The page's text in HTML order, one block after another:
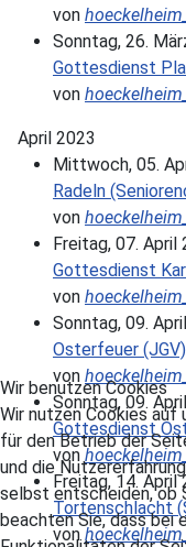
von
Sonntag, 26.
Gottesdienst
von
April 2023
Mittwoch, 05.
Radeln
von
Freitag, 07. April
Gottesdienst
von
Sonntag, 09.
Osterfeuer (JGV)
von
Sonntag, 09.
Gottesdienst
von
Freitag, 14. April
Tortenschlacht
von
Wir benutzen Cookies
Wir nutzen Cookies auf
für den Betrieb der
und die
selbst entscheiden, ob
beachten Sie, dass bei